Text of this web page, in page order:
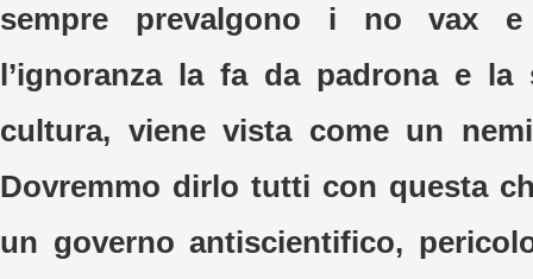
sempre prevalgono i no vax e
l’ignoranza la fa da padrona e la
cultura, viene vista come un
Dovremmo dirlo tutti con questa
un governo antiscientifico,